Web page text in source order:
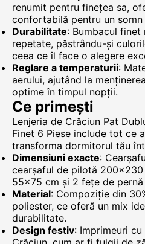
renumit pentru finețea sa,
confortabilă pentru un somn
Durabilitate: Bumbacul finet
repetate, păstrându-și
ceea ce îl face o alegere
Reglare a temperaturii:
aerului, ajutând la
optime în timpul nopții.
Ce primești
Lenjeria de Crăciun Pat
Finet 6 Piese include tot ce
transforma dormitorul tău
Dimensiuni exacte:
cearșaful de pilotă
55x75 cm și 2 fețe de
Material: Compoziție din
poliester, ce oferă un mix
durabilitate.
Design festiv: Imprimeuri